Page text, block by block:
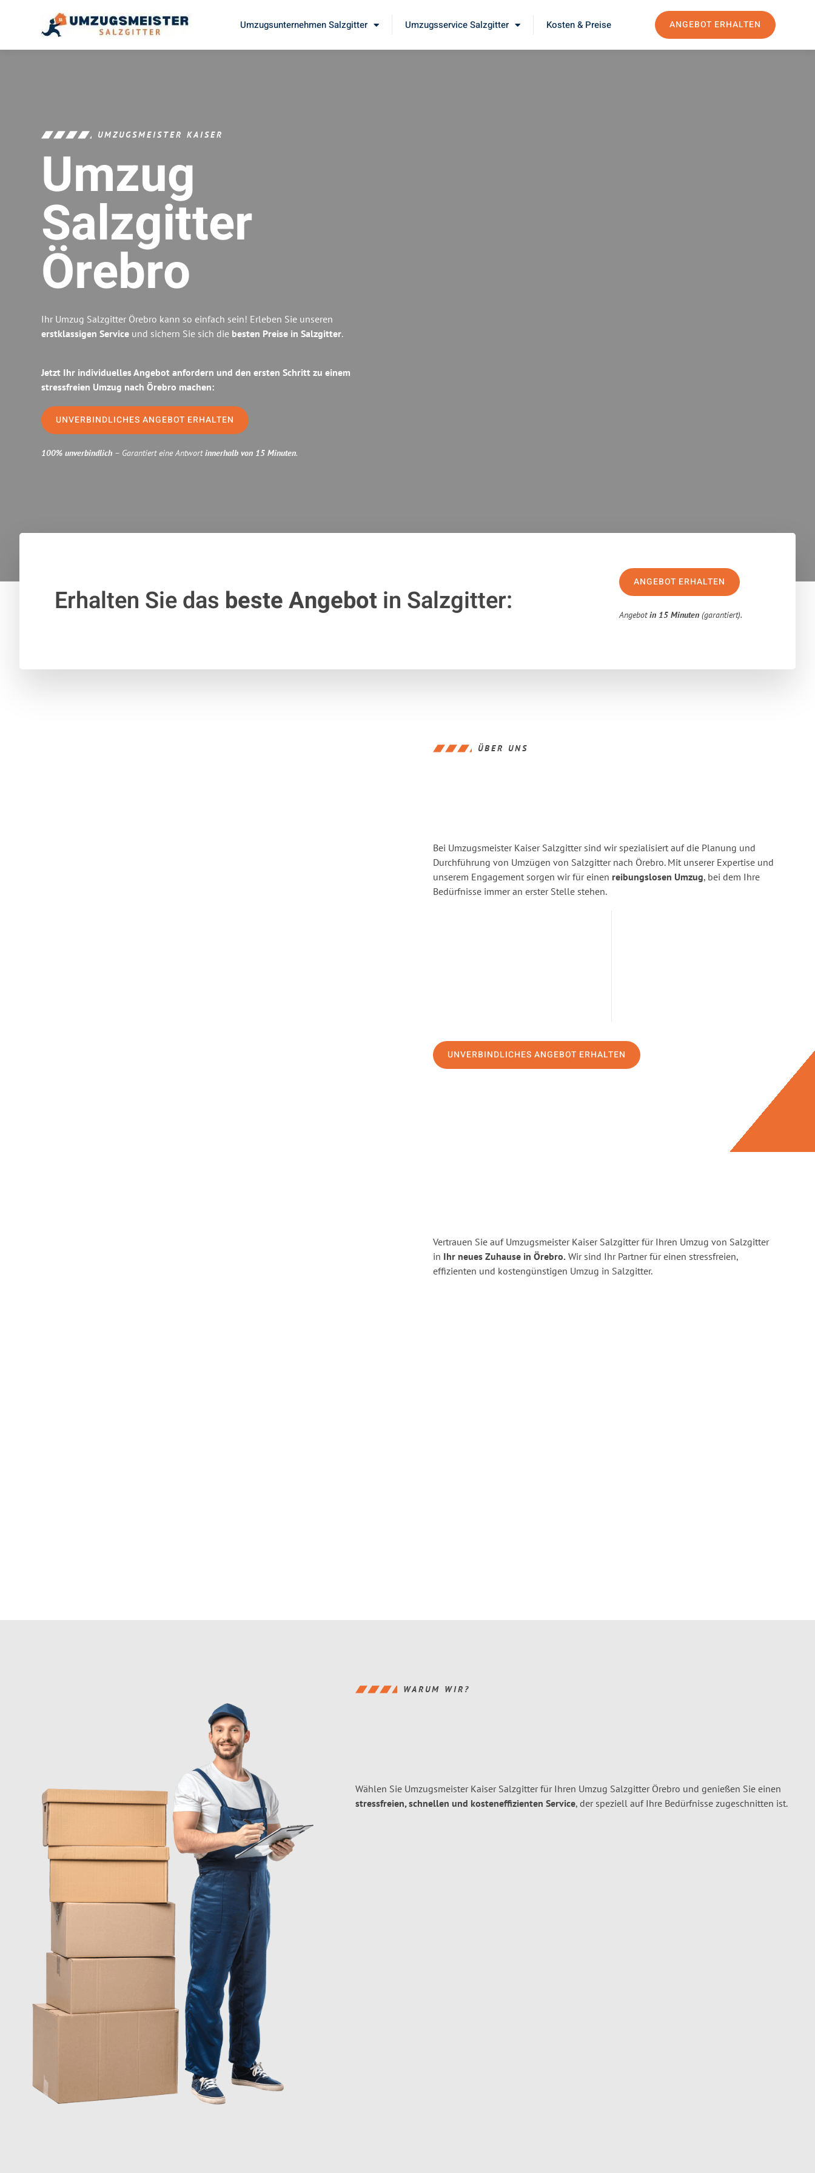
Umzugsunternehmen Salzgitter Umzugsservice Salzgitter Kosten & Preise ANGEBOT ERHALTEN
UMZUGSMEISTER KAISER
Umzug
Salzgitter
Örebro
Ihr Umzug Salzgitter Örebro kann so einfach sein! Erleben Sie unseren
erstklassigen Service und sichern Sie sich die besten Preise in Salzgitter.
Jetzt Ihr individuelles Angebot anfordern und den ersten Schritt zu einem
stressfreien Umzug nach Örebro machen:
UNVERBINDLICHES ANGEBOT ERHALTEN
100% unverbindlich – Garantiert eine Antwortinnerhalb von 15 Minuten.
Erhalten Sie das beste Angebotin Salzgitter:
ANGEBOT ERHALTEN
Angebotin 15 Minuten (garantiert).
ÜBER UNS
Bei Umzugsmeister Kaiser Salzgitter sind wir spezialisiert auf die Planung und
Durchführung von Umzügen von Salzgitter nach Örebro. Mit unserer Expertise und
unserem Engagement sorgen wir für einen reibungslosen Umzug, bei dem Ihre
Bedürfnisse immer an erster Stelle stehen.
UNVERBINDLICHES ANGEBOT ERHALTEN
Vertrauen Sie auf Umzugsmeister Kaiser Salzgitter für Ihren Umzug von Salzgitter
in Ihr neues Zuhause in Örebro. Wir sind Ihr Partner für einen stressfreien,
effizienten und kostengünstigen Umzug in Salzgitter.
WARUM WIR?
Wählen Sie Umzugsmeister Kaiser Salzgitter für Ihren Umzug Salzgitter Örebro und genießen Sie einen
stressfreien, schnellen und kosteneffizienten Service, der speziell auf Ihre Bedürfnisse zugeschnitten ist.